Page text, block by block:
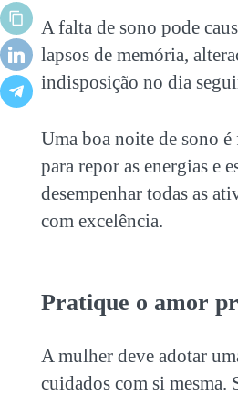
A falta de sono pode
lapsos de memória,
indisposição no dia
Uma boa noite de sono
para repor as energias e
desempenhar todas as
com excelência.
Pratique o amor
A mulher deve adotar
cuidados com si mesma.